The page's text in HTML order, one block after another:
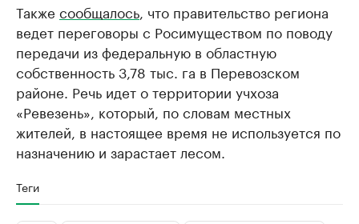
Также сообщалось , что правительство региона
ведет переговоры с Росимуществом по поводу
передачи из федеральную в областную
собственность 3,78 тыс. га в Перевозском
районе. Речь идет о территории учхоза
«Ревезень», который, по словам местных
жителей, в настоящее время не используется по
назначению и зарастает лесом.
Теги